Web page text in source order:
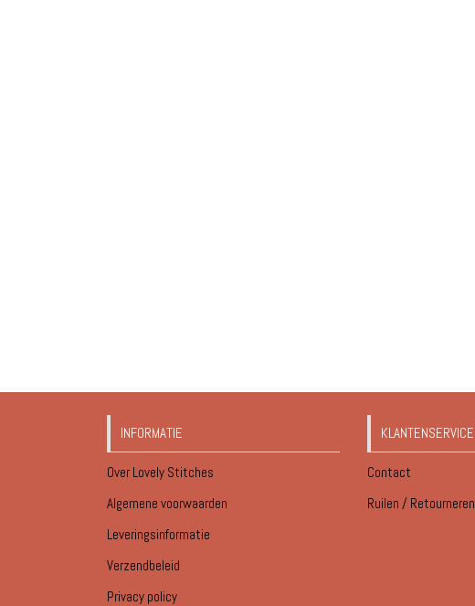
INFORMATIE
Over Lovely Stitches
Algemene voorwaarden
Leveringsinformatie
Verzendbeleid
Privacy policy
KLANTENSERVICE
Contact
Ruilen / Retourneren